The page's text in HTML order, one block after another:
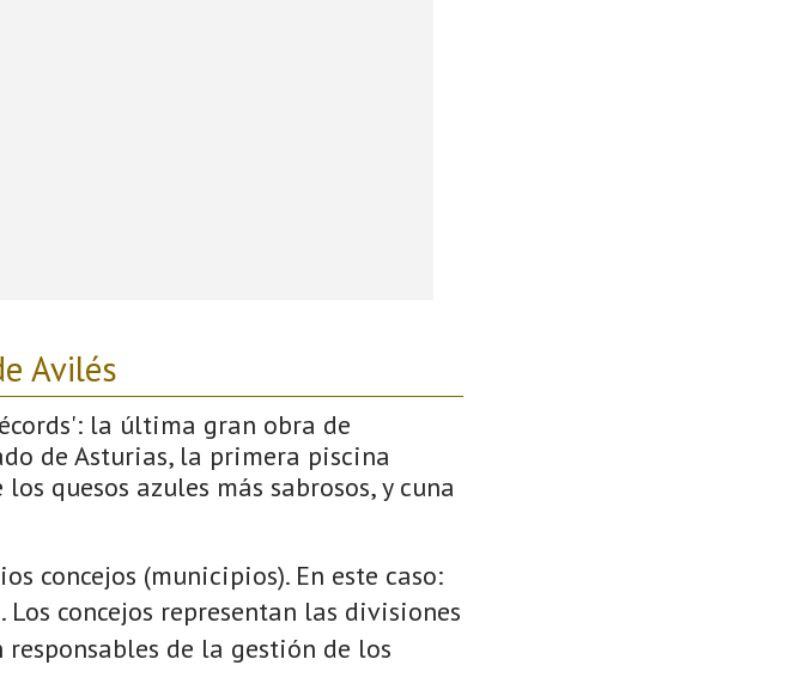
Avilés
la última gran obra de
de Asturias, la primera piscina
quesos azules más sabrosos, y cuna
concejos (municipios). En este caso:
. Los concejos representan las divisiones
de la gestión de los